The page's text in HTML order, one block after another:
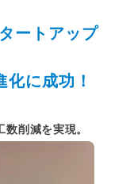
ートアップ
化に成功！
削減を実現。